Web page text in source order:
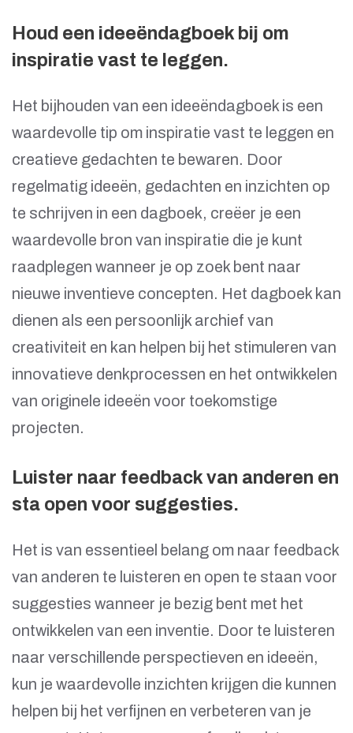
Houd een ideeëndagboek bij om
inspiratie vast te leggen.
Het bijhouden van een ideeëndagboek is een
waardevolle tip om inspiratie vast te leggen en
creatieve gedachten te bewaren. Door
regelmatig ideeën, gedachten en inzichten op
te schrijven in een dagboek, creëer je een
waardevolle bron van inspiratie die je kunt
raadplegen wanneer je op zoek bent naar
nieuwe inventieve concepten. Het dagboek kan
dienen als een persoonlijk archief van
creativiteit en kan helpen bij het stimuleren van
innovatieve denkprocessen en het ontwikkelen
van originele ideeën voor toekomstige
projecten.
Luister naar feedback van anderen en
sta open voor suggesties.
Het is van essentieel belang om naar feedback
van anderen te luisteren en open te staan voor
suggesties wanneer je bezig bent met het
ontwikkelen van een inventie. Door te luisteren
naar verschillende perspectieven en ideeën,
kun je waardevolle inzichten krijgen die kunnen
helpen bij het verfijnen en verbeteren van je